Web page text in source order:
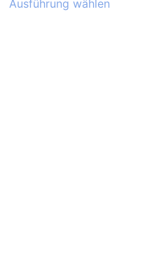
Ausführung wählen